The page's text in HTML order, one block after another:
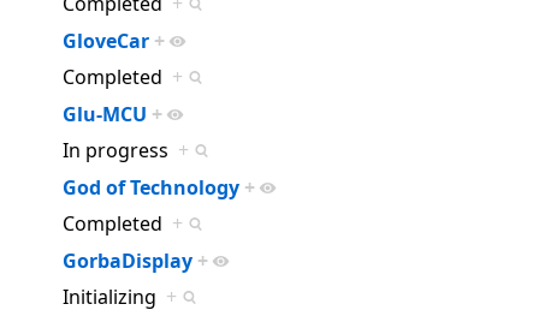
GloveCar +
Completed +
Glu-MCU +
In progress +
God of Technology +
Completed +
GorbaDisplay +
Initializing +